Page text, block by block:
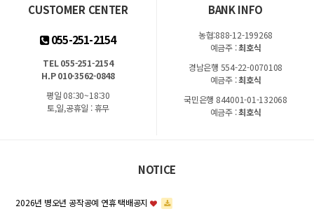
CUSTOMER CENTER
055-251-2154
TEL 055-251-2154
H.P 010-3562-0848
평일 08:30~18:30
토,일,공휴일 : 휴무
BANK INFO
농협:888-12-199268
예금주 :최호식
경남은행 554-22-0070108
예금주 :최호식
국민은행 844001-01-132068
예금주 :최호식
NOTICE
2026년 병오년 공작공예 연휴 택배공지